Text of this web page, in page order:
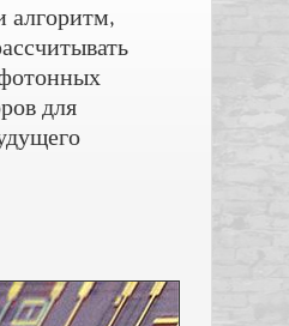
алгоритм,
для